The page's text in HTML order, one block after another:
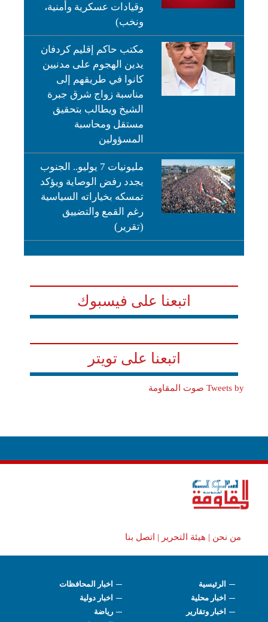
وقيادات عسكرية وأمنية،
ونخب)
مكتب حاكم إقليم كردفان
يدين الهجوم على مدنيين
كانوا في طريقهم إلى
مناسبة زواج شرق جبرة
الشيخ ويطالب بتحقيق
مستقل ومحاسبة
المسؤولين
مليونيات 7 يوليو.. الجنوب
يجدد رفض الوصاية ويؤكد
تمسكه بخياراته السياسية
رغم القمع والتضييق
(تقرير)
اتبعنا على فيسبوك
اتبعنا على تويتر
Tweets by صوت المقاومة
من نحن | هيئة التحرير | اتصل بنا
الرئيسية
اخبار المحافظات
اخبار محلية
اخبار دولية
اخبار وتقارير
رياضة